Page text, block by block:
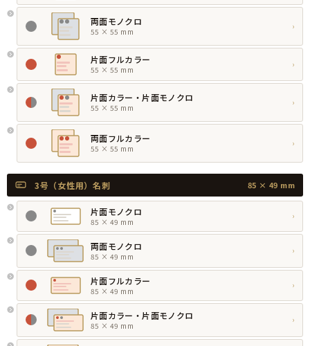
両面モノクロ
55 × 55 mm
›
片面フルカラー
55 × 55 mm
›
片面カラー・片面モノクロ
55 × 55 mm
›
両面フルカラー
55 × 55 mm
›
3号（女性用）名刺 85 × 49 mm
片面モノクロ
85 × 49 mm
›
両面モノクロ
85 × 49 mm
›
片面フルカラー
85 × 49 mm
›
片面カラー・片面モノクロ
85 × 49 mm
›